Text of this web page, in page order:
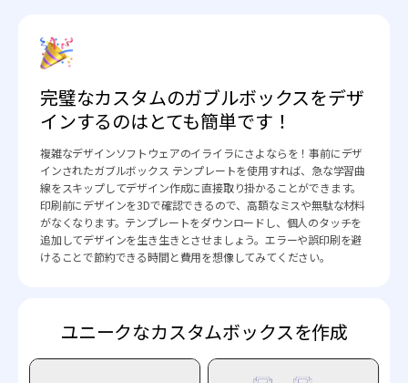
完璧なカスタムのガブルボックスをデザ
インするのはとても簡単です！
複雑なデザインソフトウェアのイライラにさよならを！事前にデザ
インされたガブルボックス テンプレートを使用すれば、急な学習曲
線をスキップしてデザイン作成に直接取り掛かることができます。
印刷前にデザインを3Dで確認できるので、高額なミスや無駄な材料
がなくなります。テンプレートをダウンロードし、個人のタッチを
追加してデザインを生き生きとさせましょう。エラーや誤印刷を避
けることで節約できる時間と費用を想像してみてください。
ユニークなカスタムボックスを作成